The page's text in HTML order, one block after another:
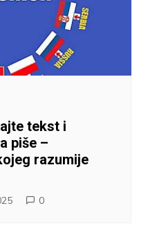
tekst i
piše –
razumije
0